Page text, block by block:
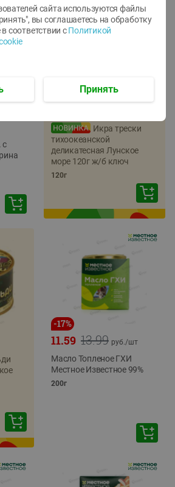
с
Икра трески
тихоокеанской
деликатесная Лунское
море 120г ж/б ключ
120г
-17%
13.99
11.59 руб./шт
Масло Топленое ГХИ
Местное Известное 99%
200г
сайта используются файлы
вы соглашаетесь на обработку
соответствии с Политикой
Принять